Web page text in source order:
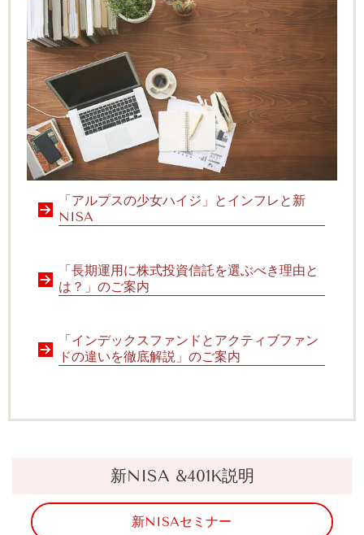
「アルプスの少女ハイジ」とインフレと新
NISA
「長期運用に株式投資信託を選ぶべき理由と
は？」のご案内
「インデックスファンドとアクティブファン
ドの違いを徹底解説」のご案内
新NISA &401K説明
新NISAセミナー